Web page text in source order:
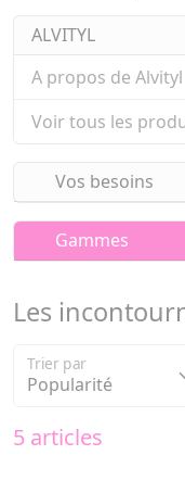
ALVITYL
A propos de Alvityl
Voir tous les
Vos besoins
Gammes
Les
Trier par
5 articles